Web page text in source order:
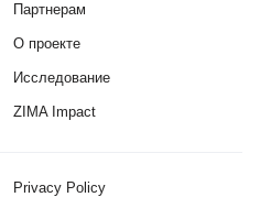
Партнерам
О проекте
Исследование
ZIMA Impact
Privacy Policy